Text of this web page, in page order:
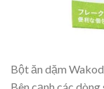
Bột ăn dặm